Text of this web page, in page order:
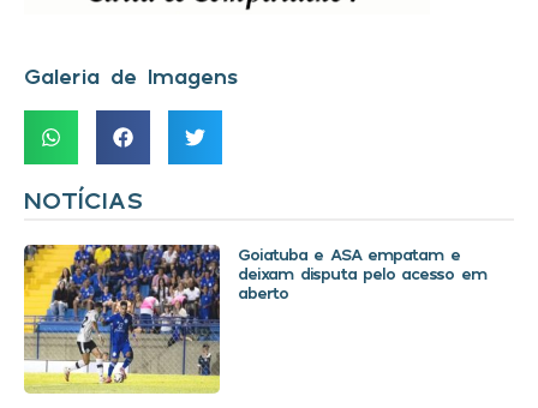
Galeria de Imagens
NOTÍCIAS
Goiatuba e ASA empatam e
deixam disputa pelo acesso em
aberto